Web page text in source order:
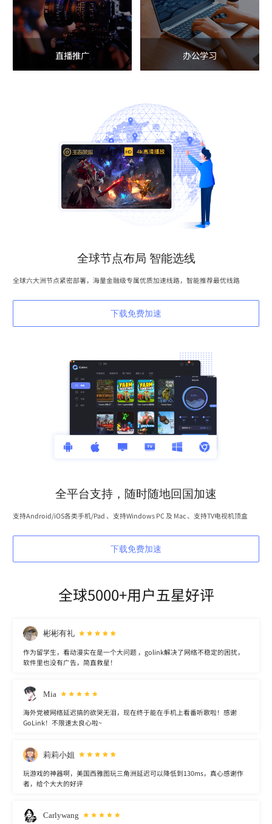
直播推广 办公学习
全球节点布局 智能选线
全球六大洲节点紧密部署，海量金融级专属优质加速线路，智能推荐最优线路
下载免费加速
全平台支持，随时随地回国加速
支持Android/iOS各类手机/Pad 、支持Windows PC 及 Mac 、支持TV电视机顶盒
下载免费加速
全球5000+用户五星好评
彬彬有礼
作为留学生，看动漫实在是一个大问题 ，golink解决了网络不稳定的困扰，
软件里也没有广告，简直救星！
Mia
海外党被网络延迟搞的欲哭无泪，现在终于能在手机上看番听歌啦！感谢
GoLink！不限速太良心啦~
莉莉小姐
玩游戏的神器啊，美国西雅图玩三角洲延迟可以降低到130ms，真心感谢作
者，给个大大的好评
Carlywang